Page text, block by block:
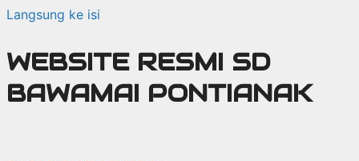
Langsung ke isi
WEBSITE RESMI SD
BAWAMAI PONTIANAK